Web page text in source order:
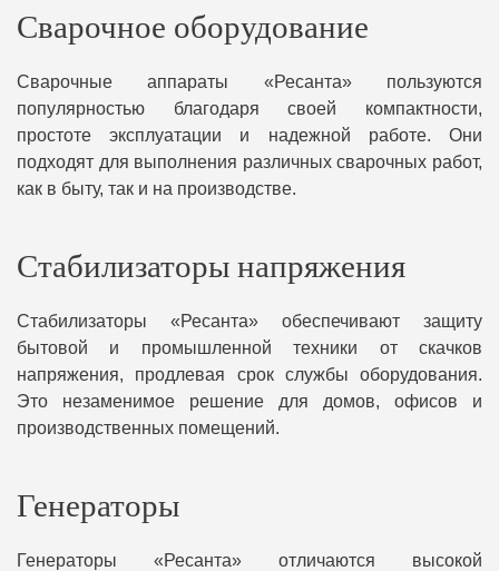
Сварочное оборудование
Сварочные аппараты «Ресанта» пользуются
популярностью благодаря своей компактности,
простоте эксплуатации и надежной работе. Они
подходят для выполнения различных сварочных работ,
как в быту, так и на производстве.
Стабилизаторы напряжения
Стабилизаторы «Ресанта» обеспечивают защиту
бытовой и промышленной техники от скачков
напряжения, продлевая срок службы оборудования.
Это незаменимое решение для домов, офисов и
производственных помещений.
Генераторы
Генераторы «Ресанта» отличаются высокой